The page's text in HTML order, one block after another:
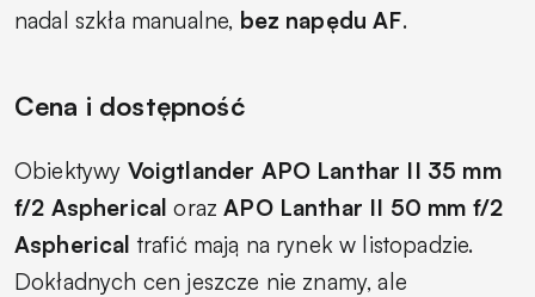
nadal szkła manualne, bez napędu AF.
Cena i dostępność
Obiektywy Voigtlander APO Lanthar II 35 mm
f/2 Aspherical orazAPO Lanthar II 50 mm f/2
Aspherical trafić mają na rynek w listopadzie.
Dokładnych cen jeszcze nie znamy, ale